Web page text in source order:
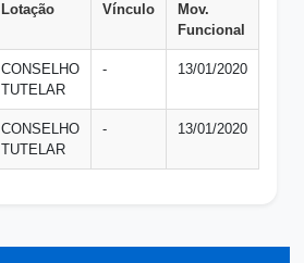
Lotação Vínculo
Mov.
Funcional
CONSELHO
TUTELAR
- 13/01/2020
CONSELHO
TUTELAR
- 13/01/2020